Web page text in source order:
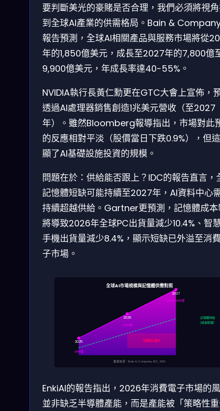
要判斷美光的豪賭是否合理，我們必須將視
到全球AI產業的供需格局。Bain &
報告預測，全球AI相關產品與服務市場將從
年的1,850億美元，成長至2027年的7,800億
9,900億美元，年成長率達40-55%。
NVIDIA執行長黃仁勳更在GTC大會上宣佈，
透過AI處理器銷售創造1兆美元營收（至2027
年）。雖然Bloomberg報導指出，市場對此
的反應相對平淡（股價當日下跌0.9%），但
顯了AI基礎設施投資的規模。
問題在於：供給能否跟上？IDC的報告直言，
記憶體短缺可能持續至2027年，AI資料中心
持續超越供給。Gartner更預測，記憶體成
將導致2026年全球PC出貨量減少10.4%、智
手機出貨量減少8.4%，顯示短缺已外溢至消
子市場。
全球AI市場規模與記憶體供需對照
2025
2026
2027
1,850億
~5,000億
7,800-9,900億
記憶體供給
(成長較慢)
供需缺口擴大
數據來源：Bain & Company, IDC, 2026
EnkiAI的報告指出，2026年消費電子市場的
並非缺乏半導體產能，而是產能被「策略性